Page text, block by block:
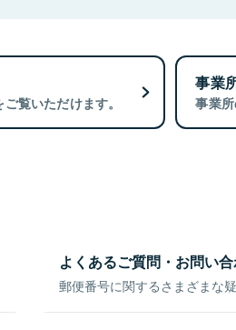
覧いただけます。
事業
事業
よくあるご質問・お問い
郵便番号に関するさまざまな